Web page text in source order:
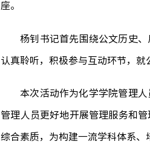
座。
杨钊书记首先 围绕公文历史
认真聆听，积极参与互动环节，就
本次活动作为化学学院管理
管理人员更好地开展管理服务和
综合素质，为构建一流学科体系、